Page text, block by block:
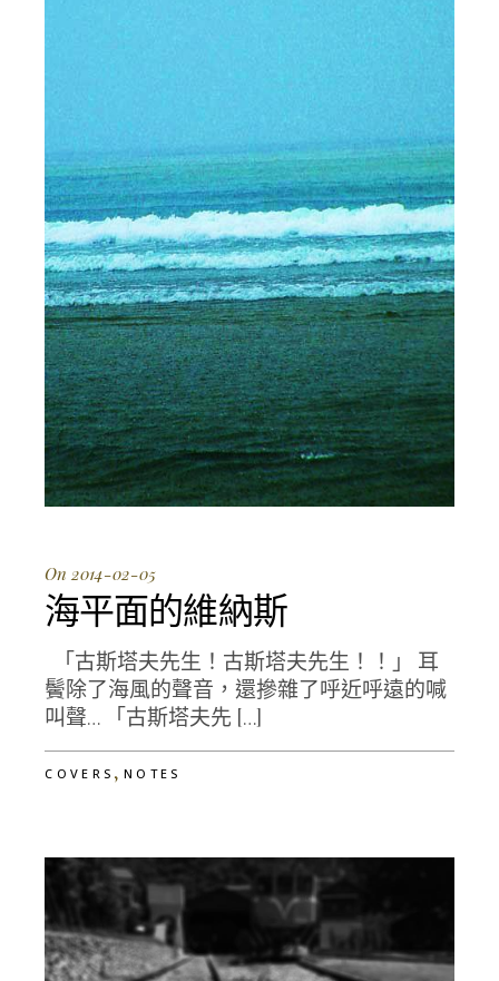
On 2014-02-05
海平面的維納斯
「古斯塔夫先生！古斯塔夫先生！！」 耳
鬢除了海風的聲音，還摻雜了呼近呼遠的喊
叫聲… 「古斯塔夫先 […]
COVERS ,NOTES